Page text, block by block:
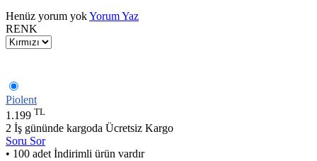
Henüz yorum yokYorum Yaz
RENK
Piolent
1.199 TL
2 İş gününde kargoda Ücretsiz Kargo
Soru Sor
• 100 adet İndirimli ürün vardır